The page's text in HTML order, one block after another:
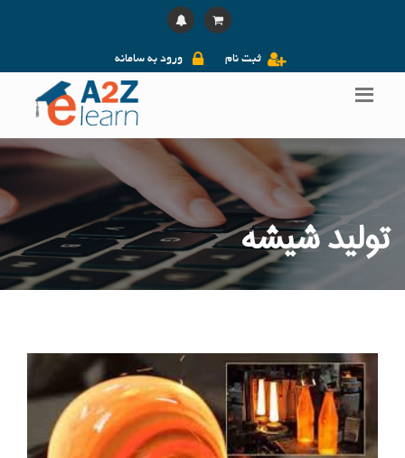
ورود به سامانه ثبت نام
تولید شیشه